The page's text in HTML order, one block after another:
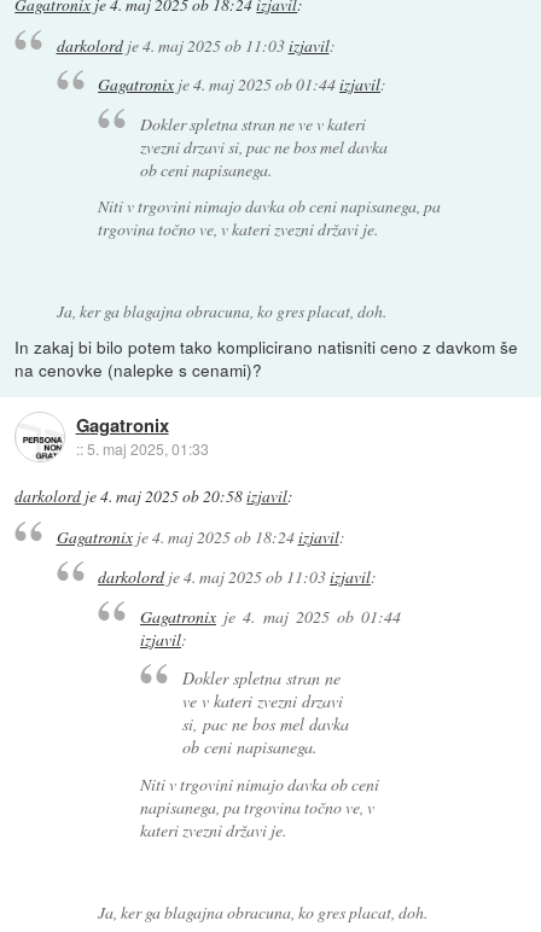
Gagatronix je4. maj 2025 ob 18:24izjavil:
darkolordje4. maj 2025 ob 11:03izjavil:
Gagatronix je4. maj 2025 ob 01:44izjavil:
Dokler spletna stran ne ve v kateri
zvezni drzavi si, pac ne bos mel davka
ob ceni napisanega.
Niti v trgovini nimajo davka ob ceni napisanega, pa
trgovina točno ve, v kateri zvezni državi je.
Ja, ker ga blagajna obracuna, ko gres placat, doh.
In zakaj bi bilo potem tako komplicirano natisniti ceno z davkom še
na cenovke (nalepke s cenami)?
Gagatronix
::5. maj 2025, 01:33
darkolord je4. maj 2025 ob 20:58izjavil:
Gagatronixje4. maj 2025 ob 18:24izjavil:
darkolordje4. maj 2025 ob 11:03izjavil:
Gagatronixje4. maj 2025 ob 01:44
izjavil:
Dokler spletna stran ne
ve v kateri zvezni drzavi
si, pac ne bos mel davka
ob ceni napisanega.
Niti v trgovini nimajo davka ob ceni
napisanega, pa trgovina točno ve, v
kateri zvezni državi je.
Ja, ker ga blagajna obracuna, ko gres placat, doh.